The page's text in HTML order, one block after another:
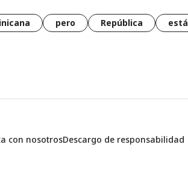
pero República está
con nosotrosDescargo de responsabilidad